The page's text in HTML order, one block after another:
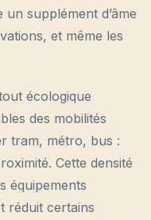
un supplément d’âme
et même les
écologique
des mobilités
tram, métro, bus :
Cette densité
équipements
réduit certains